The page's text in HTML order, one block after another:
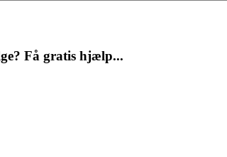
Få gratis hjælp...